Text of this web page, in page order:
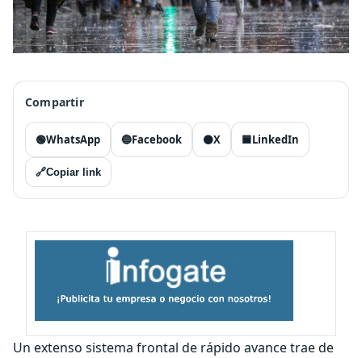
Compartir
🟢WhatsApp 🔵Facebook ⚫X 🟦LinkedIn
🔗Copiar link
Un extenso sistema frontal de rápido avance trae de